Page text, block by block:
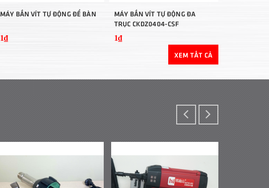
MÁY BẮN VÍT TỰ ĐỘNG ĐỂ BÀN
1₫
MÁY BẮN VÍT TỰ ĐỘNG ĐA
TRỤC CKDZ0404-CSF
1₫
XEM TẤT CẢ